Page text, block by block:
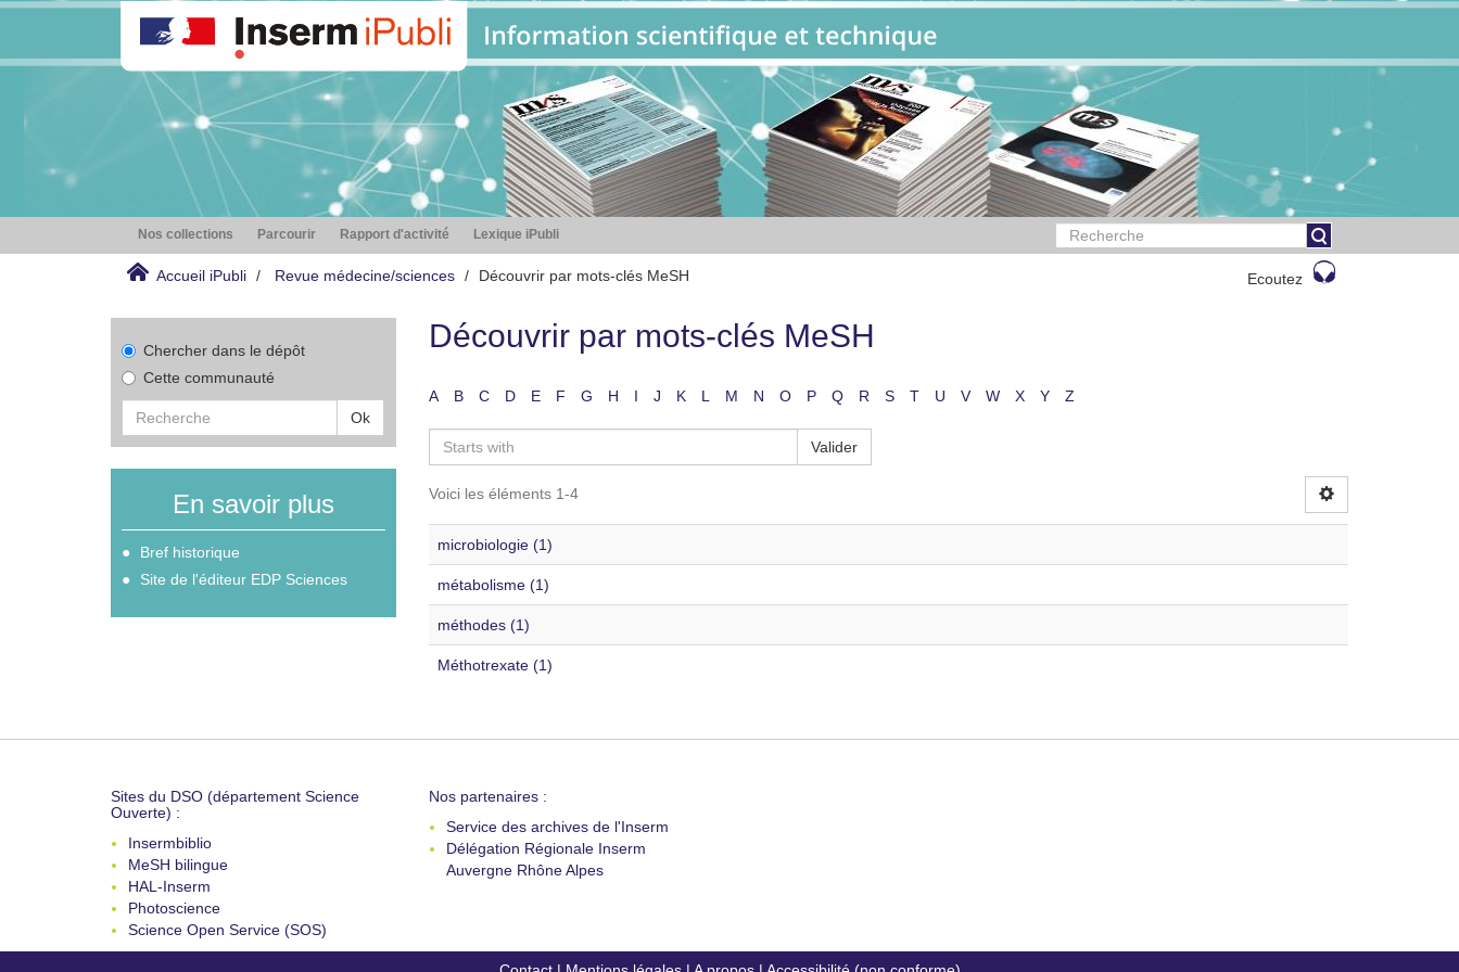
Nos collections Parcourir Rapport d'activité Lexique iPubli
Accueil iPubli Revue médecine/sciences Découvrir par mots-clés MeSH Ecoutez
Chercher dans le dépôt
Cette communauté
Ok
En savoir plus
Bref historique
Site de l'éditeur EDP Sciences
Découvrir par mots-clés MeSH
A B C D E F G H I J K L M N O P Q R S T U V W X Y Z
Valider
Voici les éléments 1-4
microbiologie (1)
métabolisme (1)
méthodes (1)
Méthotrexate (1)
Sites du DSO (département Science
Ouverte) :
Insermbiblio
MeSH bilingue
HAL-Inserm
Photoscience
Science Open Service (SOS)
Nos partenaires :
Service des archives de l'Inserm
Délégation Régionale Inserm
Auvergne Rhône Alpes